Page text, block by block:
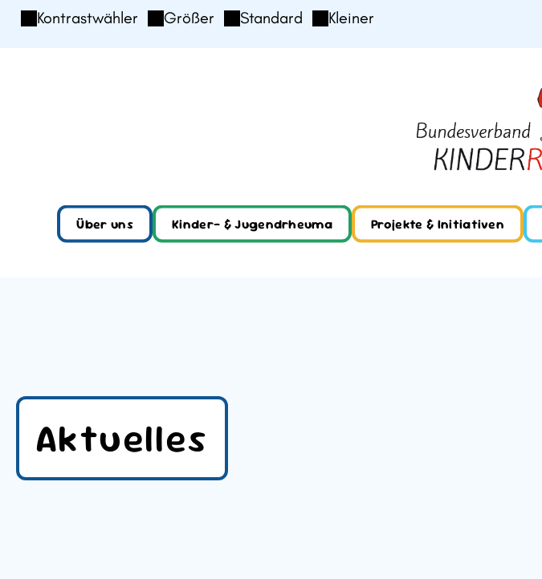
Kontrastwähler Größer Standard Kleiner
Über uns Kinder- & Jugendrheuma Projekte & Initiativen
Aktuelles